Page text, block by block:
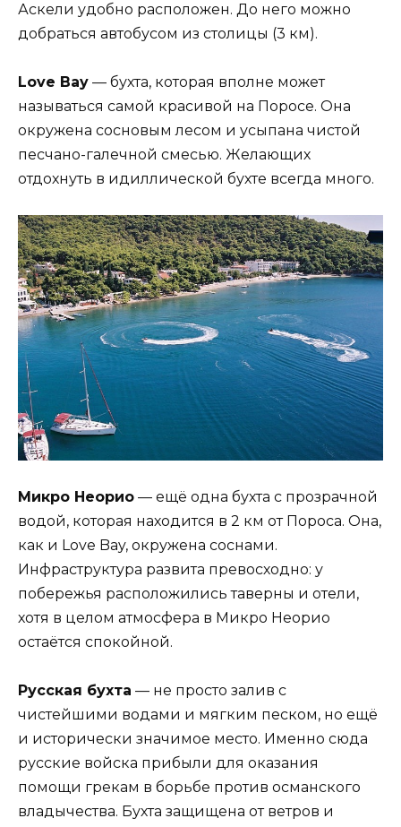
Аскели удобно расположен. До него можно
добраться автобусом из столицы (3 км).
Love Bay — бухта, которая вполне может
называться самой красивой на Поросе. Она
окружена сосновым лесом и усыпана чистой
песчано-галечной смесью. Желающих
отдохнуть в идиллической бухте всегда много.
Микро Неорио — ещё одна бухта с прозрачной
водой, которая находится в 2 км от Пороса. Она,
как и Love Bay, окружена соснами.
Инфраструктура развита превосходно: у
побережья расположились таверны и отели,
хотя в целом атмосфера в Микро Неорио
остаётся спокойной.
Русская бухта — не просто залив с
чистейшими водами и мягким песком, но ещё
и исторически значимое место. Именно сюда
русские войска прибыли для оказания
помощи грекам в борьбе против османского
владычества. Бухта защищена от ветров и